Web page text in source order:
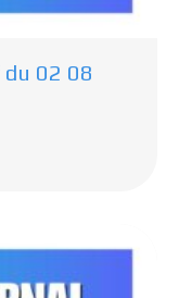
02 08